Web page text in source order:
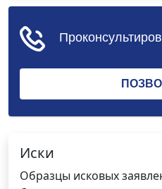
Иски
Образцы исковых